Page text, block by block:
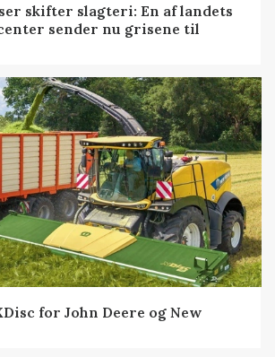
skifter slagteri: En af landets
sender nu grisene til
for John Deere og New